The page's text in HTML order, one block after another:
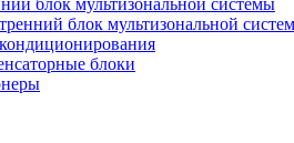
блок мультизональной системы
блок мультизональной
блоки